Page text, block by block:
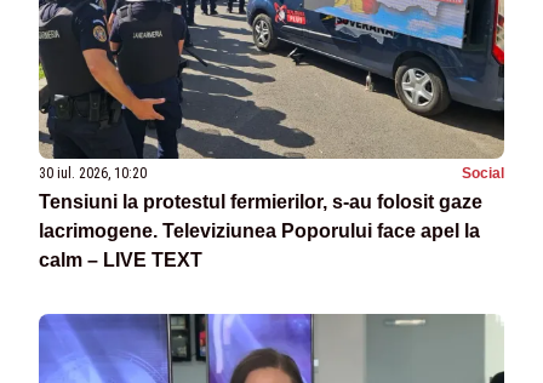
30 iul. 2026, 10:20 Social
Tensiuni la protestul fermierilor, s-au folosit gaze
lacrimogene. Televiziunea Poporului face apel la
calm – LIVE TEXT